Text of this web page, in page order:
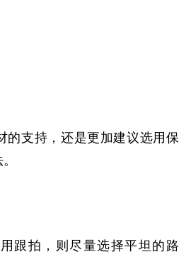
支持，还是更加建议选用保
拍，则尽量选择平坦的路